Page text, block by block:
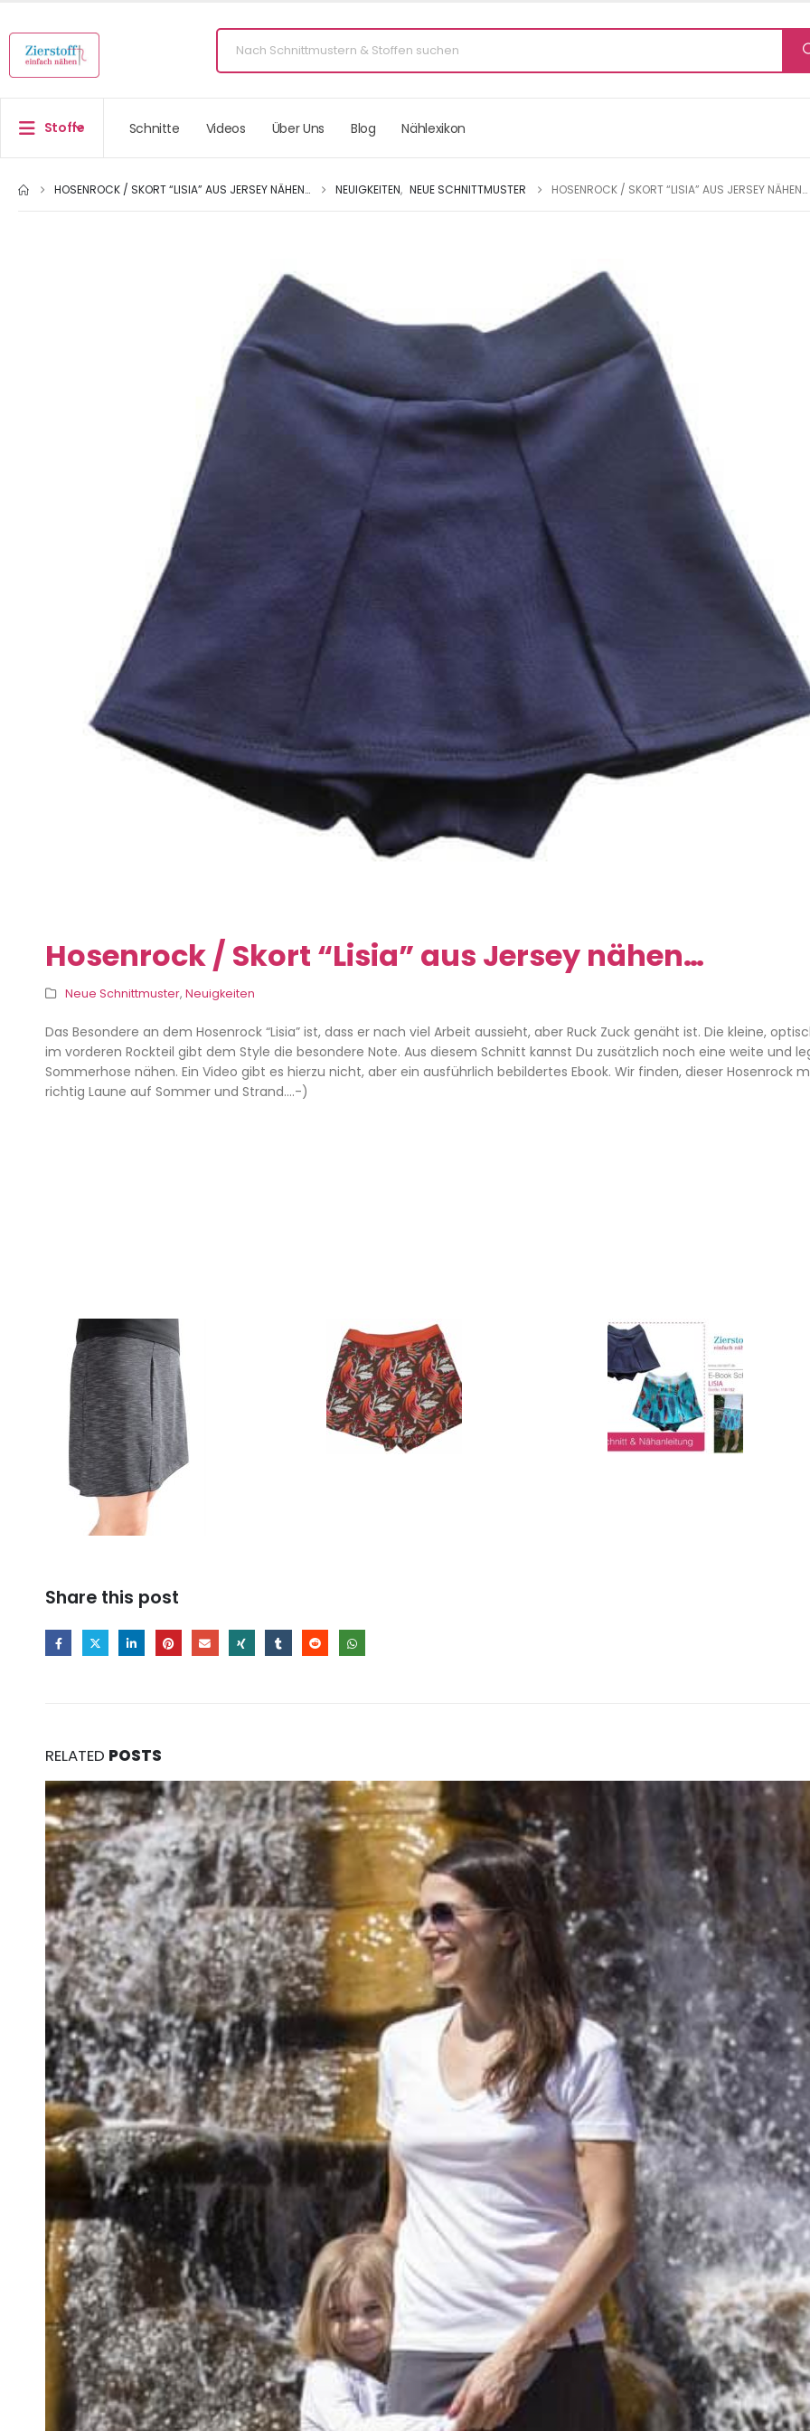
Stoffe Schnitte Videos Über Uns Blog Nählexikon
HOSENROCK / SKORT “LISIA” AUS JERSEY NÄHEN… NEUIGKEITEN, NEUE SCHNITTMUSTER HOSENROCK / SKORT “LISIA” AUS JERSEY NÄHEN…
Hosenrock / Skort “Lisia” aus Jersey nähen…
Neue Schnittmuster, Neuigkeiten
Das Besondere an dem Hosenrock “Lisia” ist, dass er nach viel Arbeit aussieht, aber Ruck Zuck genäht ist. Die kleine,
im vorderen Rockteil gibt dem Style die besondere Note. Aus diesem Schnitt kannst Du zusätzlich noch eine weite und
Sommerhose nähen. Ein Video gibt es hierzu nicht, aber ein ausführlich bebildertes Ebook. Wir finden, dieser Hosenrock
richtig Laune auf Sommer und Strand….-)
Share this post
RELATED POSTS